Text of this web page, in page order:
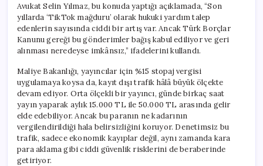
Avukat Selin Yılmaz, bu konuda yaptığı açıklamada, “Son
yıllarda ‘TikTok mağduru’ olarak hukuki yardım talep
edenlerin sayısında ciddi bir artış var. Ancak Türk Borçlar
Kanunu gereği bu gönderimler bağış kabul ediliyor ve geri
alınması neredeyse imkânsız,” ifadelerini kullandı.
Maliye Bakanlığı, yayıncılar için %15 stopaj vergisi
uygulamaya koysa da, kayıt dışı trafik hâlâ büyük ölçekte
devam ediyor. Orta ölçekli bir yayıncı, günde birkaç saat
yayın yaparak aylık 15.000 TL ile 50.000 TL arasında gelir
elde edebiliyor. Ancak bu paranın ne kadarının
vergilendirildiği hala belirsizliğini koruyor. Denetimsiz bu
trafik, sadece ekonomik kayıplar değil, aynı zamanda kara
para aklama gibi ciddi güvenlik risklerini de beraberinde
getiriyor.